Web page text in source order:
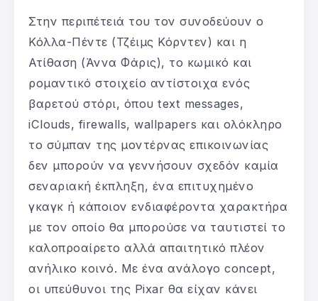
Στην περιπέτειά του τον συνοδεύουν ο
Κόλλα-Πέντε (Τζέιμς Κόρντεν) και η
Ατίθαση (Άννα Φάρις), το κωμικό και
ρομαντικό στοιχείο αντίστοιχα ενός
βαρετού στόρι, όπου text messages,
iClouds, firewalls, wallpapers και ολόκληρο
το σύμπαν της μοντέρνας επικοινωνίας
δεν μπορούν να γεννήσουν σχεδόν καμία
σεναριακή έκπληξη, ένα επιτυχημένο
γκαγκ ή κάποιον ενδιαφέροντα χαρακτήρα
με τον οποίο θα μπορούσε να ταυτιστεί το
καλοπροαίρετο αλλά απαιτητικό πλέον
ανήλικο κοινό. Με ένα ανάλογο concept,
οι υπεύθυνοι της Pixar θα είχαν κάνει